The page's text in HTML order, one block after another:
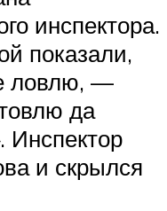
инспектора.
показали,
ловлю, —
да
Инспектор
и скрылся